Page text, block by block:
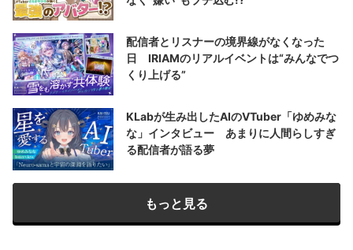
配信者とリスナーの境界線がなくなった
日 IRIAMのリアルイベントは“みんなでつ
くり上げる”
KLabが生み出したAIのVTuber「ゆめみな
な」インタビュー あまりに人間らしすぎ
る配信者が語る夢
もっと見る